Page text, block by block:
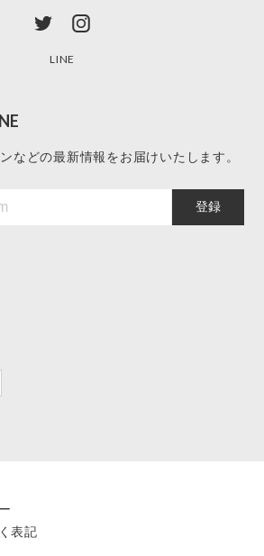
LINE
などの最新情報をお届けいたします。
登録
表記